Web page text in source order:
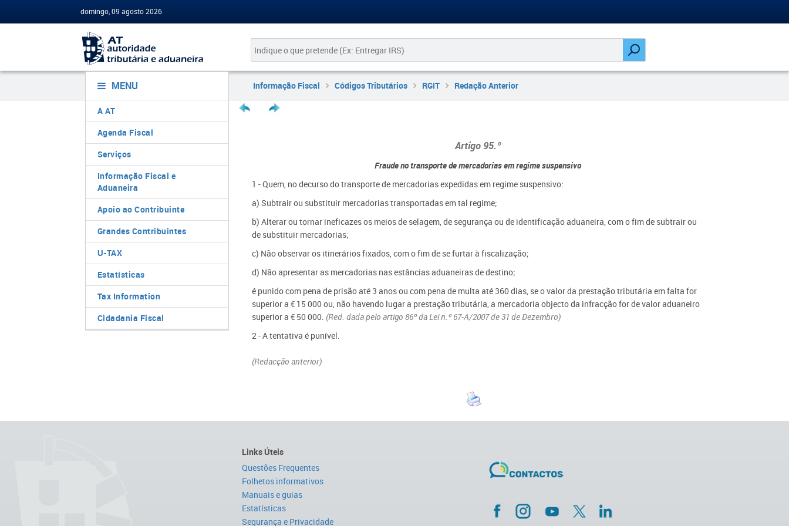
domingo, 09 agosto 2026
MENU
A AT
Agenda Fiscal
Serviços
Informação Fiscal e
Aduaneira
Apoio ao Contribuinte
Grandes Contribuintes
U-TAX
Estatísticas
Tax Information
Cidadania Fiscal
Informação Fiscal Códigos Tributários RGIT Redação Anterior
Artigo 95.º
Fraude no transporte de mercadorias em regime suspensivo
1 - Quem, no decurso do transporte de mercadorias expedidas em regime suspensivo:
a) Subtrair ou substituir mercadorias transportadas em tal regime;
b) Alterar ou tornar ineficazes os meios de selagem, de segurança ou de identificação aduaneira, com o fim de subtrair ou
de substituir mercadorias;
c) Não observar os itinerários fixados, com o fim de se furtar à fiscalização;
d) Não apresentar as mercadorias nas estâncias aduaneiras de destino;
é punido com pena de prisão até 3 anos ou com pena de multa até 360 dias, se o valor da prestação tributária em falta for
superior a € 15 000 ou, não havendo lugar a prestação tributária, a mercadoria objecto da infracção for de valor aduaneiro
superior a € 50 000. (Red. dada pelo artigo 86º da Lei n.º 67-A/2007 de 31 de Dezembro)
2 - A tentativa é punível.
(Redacção anterior)
Links Úteis
Questões Frequentes
Folhetos informativos
Manuais e guias
Estatísticas
Segurança e Privacidade